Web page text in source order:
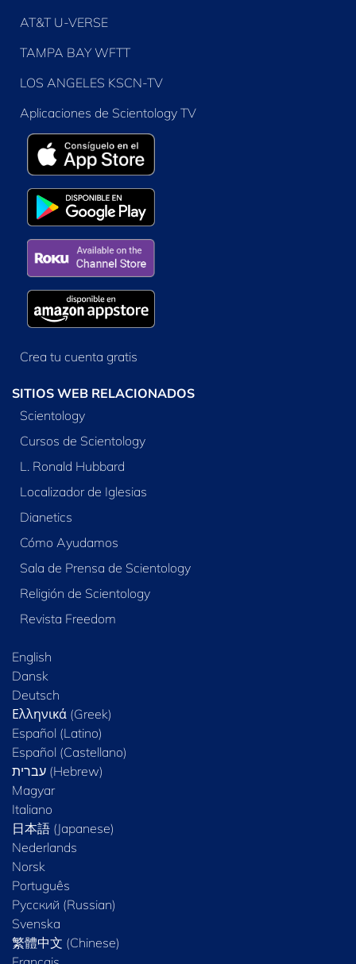
AT&T U-VERSE
TAMPA BAY WFTT
LOS ANGELES KSCN-TV
Aplicaciones de Scientology TV
Crea tu cuenta gratis
SITIOS WEB RELACIONADOS
Scientology
Cursos de Scientology
L. Ronald Hubbard
Localizador de Iglesias
Dianetics
Cómo Ayudamos
Sala de Prensa de Scientology
Religión de Scientology
Revista Freedom
English
Dansk
Deutsch
Ελληνικά (Greek)
Español (Latino)
Español (Castellano)
Magyar
Italiano
日本語 (Japanese)
Nederlands
Norsk
Português
Русский (Russian)
Svenska
繁體中文 (Chinese)